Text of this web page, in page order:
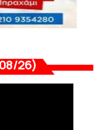
26)